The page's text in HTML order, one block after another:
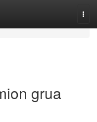
grua